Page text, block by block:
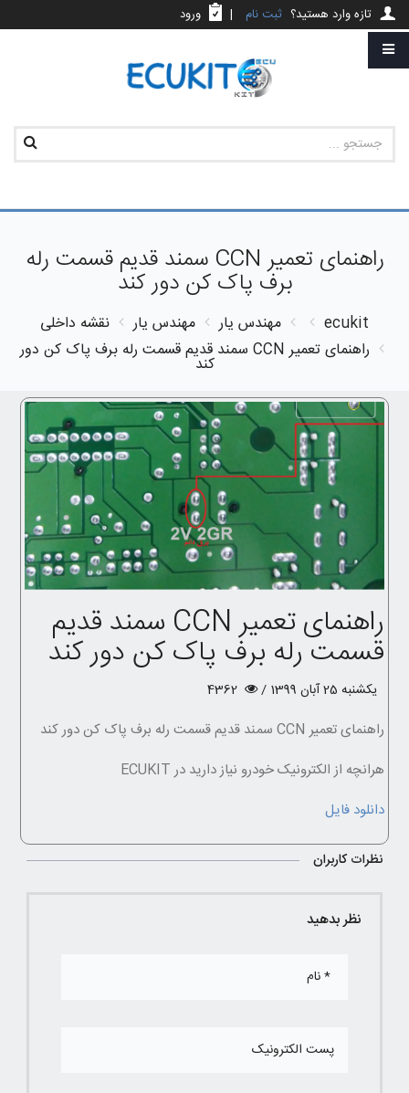
تازه وارد هستید؟ ثبت نام | ورود
راهنمای تعمیر CCN سمند قدیم قسمت رله
برف پاک کن دور کند
ecukit مهندس یار مهندس یار
نقشه داخلی
راهنمای تعمیر CCN سمند قدیم قسمت رله برف پاک کن دور
کند
راهنمای تعمیر CCN سمند قدیم
قسمت رله برف پاک کن دور کند
یکشنبه 25 آبان 1399 /
راهنمای تعمیر CCN سمند قدیم قسمت رله برف پاک کن دور کند
هرانچه از الکترونیک خودرو نیاز دارید در ECUKIT
دانلود فایل
نظرات کاربران
نظر بدهید